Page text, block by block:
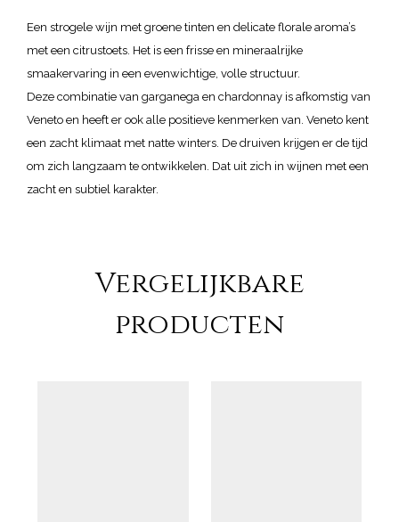
Een strogele wijn met groene tinten en delicate florale aroma’s
met een citrustoets. Het is een frisse en mineraalrijke
smaakervaring in een evenwichtige, volle structuur.
Deze combinatie van garganega en chardonnay is afkomstig van
Veneto en heeft er ook alle positieve kenmerken van. Veneto kent
een zacht klimaat met natte winters. De druiven krijgen er de tijd
om zich langzaam te ontwikkelen. Dat uit zich in wijnen met een
zacht en subtiel karakter.
Vergelijkbare
producten